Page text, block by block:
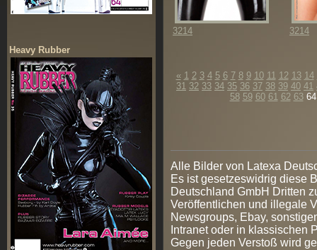
Heavy Rubber
3214 3214
« 1 2 3 4 5 6 7 8 9 10 11 12 13 14
31 32 33 34 35 36 37 38 39 40 41
58 59 60 61 62 63
Alle Bilder von Latexa
Es ist gesetzeswidrig diese
Deutschland GmbH Dritten
Veröffentlichen und illegale
Newsgroups, Ebay,
Intranet oder in klassischen
Gegen jeden Verstoß wird